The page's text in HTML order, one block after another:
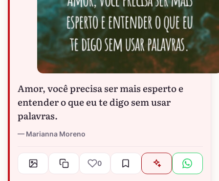
Amor, você precisa ser mais esperto e
entender o que eu te digo sem usar
palavras.
Marianna Moreno
0